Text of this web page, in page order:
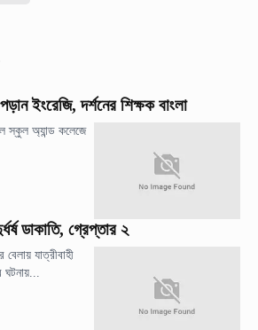
ইংরেজি, দর্শনের শিক্ষক বাংলা
স্কুল অ্যান্ড কলেজে
ডাকাতি, গ্রেপ্তার ২
যাত্রীবাহী
ঘটনায়...